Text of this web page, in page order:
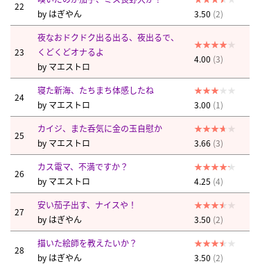
22
by はぎやん 3.50 (2)
23
夜なおドクドク出る出る、夜出るで、
くどくどオナるよ
by マエストロ
4.00 (3)
24
寝た新海、たちまち体感したね
by マエストロ 3.00 (1)
25
カイジ、また呑気に金の玉自慰か
by マエストロ 3.66 (3)
26
カス電マ、不満ですか？
by マエストロ 4.25 (4)
27
安い茄子出す、ナイスや！
by はぎやん 3.50 (2)
28
描いた絵師を教えたいか？
by はぎやん 3.50 (2)